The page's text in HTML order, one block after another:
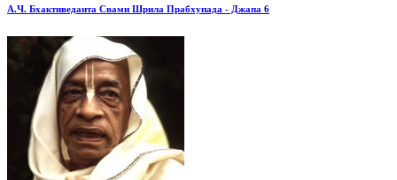
А.Ч. Бхактиведанта Свами Шрила Прабхупада - Джапа 6